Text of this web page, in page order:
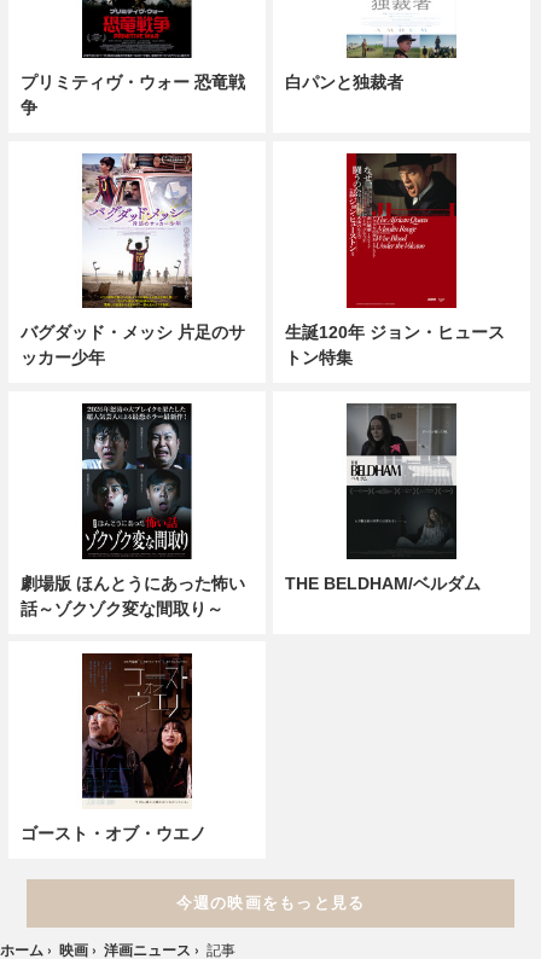
プリミティヴ・ウォー 恐竜戦
争
白パンと独裁者
バグダッド・メッシ 片足のサ
ッカー少年
生誕120年 ジョン・ヒュース
トン特集
劇場版 ほんとうにあった怖い
話～ゾクゾク変な間取り～
THE BELDHAM/ベルダム
ゴースト・オブ・ウエノ
今週の映画をもっと見る
ホーム › 映画 › 洋画ニュース › 記事